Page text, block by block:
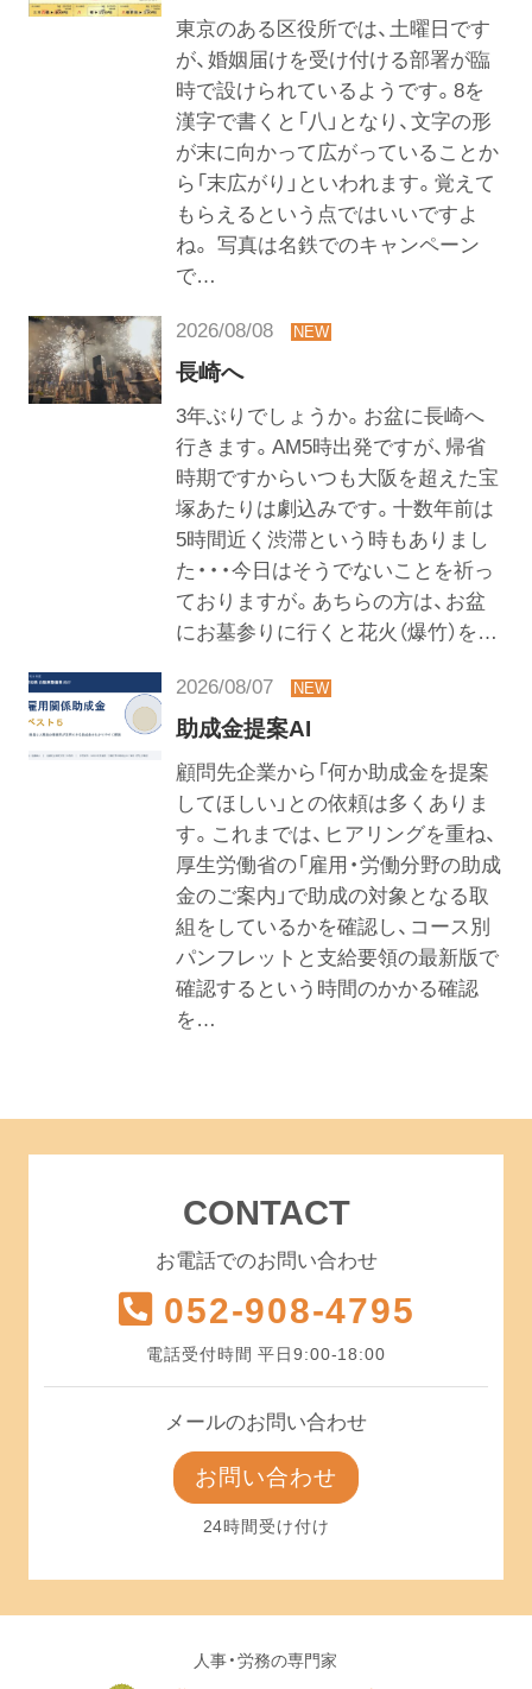
東京のある区役所では、土曜日です
が、婚姻届けを受け付ける部署が臨
時で設けられているようです。8を
漢字で書くと「八」となり、文字の形
が末に向かって広がっていることか
ら「末広がり」といわれます。覚えて
もらえるという点ではいいですよ
ね。 写真は名鉄でのキャンペーン
で…
2026/08/08
長崎へ
3年ぶりでしょうか。お盆に長崎へ
行きます。AM5時出発ですが、帰省
時期ですからいつも大阪を超えた宝
塚あたりは劇込みです。十数年前は
5時間近く渋滞という時もありまし
た・・・今日はそうでないことを祈っ
ておりますが。あちらの方は、お盆
にお墓参りに行くと花火（爆竹）を…
2026/08/07
助成金提案AI
顧問先企業から「何か助成金を提案
してほしい」との依頼は多くありま
す。これまでは、ヒアリングを重ね、
厚生労働省の「雇用・労働分野の助成
金のご案内」で助成の対象となる取
組をしているかを確認し、コース別
パンフレットと支給要領の最新版で
確認するという時間のかかる確認
を…
CONTACT
お電話でのお問い合わせ
052-908-4795
電話受付時間 平日9:00-18:00
メールのお問い合わせ
お問い合わせ
24時間受け付け
人事・労務の専門家